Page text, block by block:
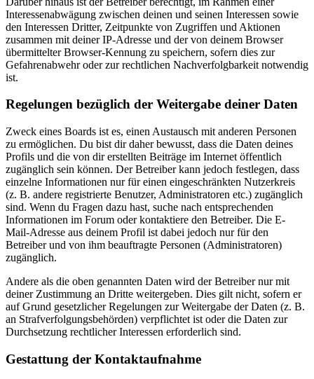
Interessenabwägung zwischen deinen und seinen Interessen sowie
den Interessen Dritter, Zeitpunkte von Zugriffen und Aktionen
zusammen mit deiner IP-Adresse und der von deinem Browser
übermittelter Browser-Kennung zu speichern, sofern dies zur
Gefahrenabwehr oder zur rechtlichen Nachverfolgbarkeit notwendig
ist.
Regelungen bezüglich der Weitergabe deiner Daten
Zweck eines Boards ist es, einen Austausch mit anderen Personen
zu ermöglichen. Du bist dir daher bewusst, dass die Daten deines
Profils und die von dir erstellten Beiträge im Internet öffentlich
zugänglich sein können. Der Betreiber kann jedoch festlegen, dass
einzelne Informationen nur für einen eingeschränkten Nutzerkreis
(z. B. andere registrierte Benutzer, Administratoren etc.) zugänglich
sind. Wenn du Fragen dazu hast, suche nach entsprechenden
Informationen im Forum oder kontaktiere den Betreiber. Die E-
Mail-Adresse aus deinem Profil ist dabei jedoch nur für den
Betreiber und von ihm beauftragte Personen (Administratoren)
zugänglich.
Andere als die oben genannten Daten wird der Betreiber nur mit
deiner Zustimmung an Dritte weitergeben. Dies gilt nicht, sofern er
auf Grund gesetzlicher Regelungen zur Weitergabe der Daten (z. B.
an Strafverfolgungsbehörden) verpflichtet ist oder die Daten zur
Durchsetzung rechtlicher Interessen erforderlich sind.
Gestattung der Kontaktaufnahme